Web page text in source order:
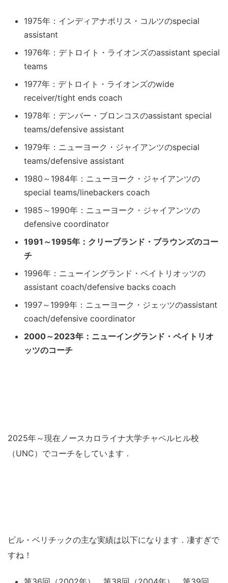
1975年：インディアナポリス・コルツのspecial
assistant
1976年：デトロイト・ライオンズのassistant special
teams
1977年：デトロイト・ライオンズのwide
receiver/tight ends coach
1978年：デンバー・ブロンコスのassistant special
teams/defensive assistant
1979年：ニューヨーク・ジャイアンツのspecial
teams/defensive assistant
1980～1984年：ニューヨーク・ジャイアンツの
special teams/linebackers coach
1985～1990年：ニューヨーク・ジャイアンツの
defensive coordinator
1991～1995年：クリーブランド・ブラウンズのコー
チ
1996年：ニューイングランド・ペイトリオッツの
assistant coach/defensive backs coach
1997～1999年：ニューヨーク・ジェッツのassistant
coach/defensive coordinator
2000～2023年：ニューイングランド・ペイトリオ
ッツのコーチ
2025年～現在ノースカロライナ大学チャペルヒル校
（UNC）でコーチをしています．
ビル・ベリチックの主な実績は以下になります．凄すぎで
すね！